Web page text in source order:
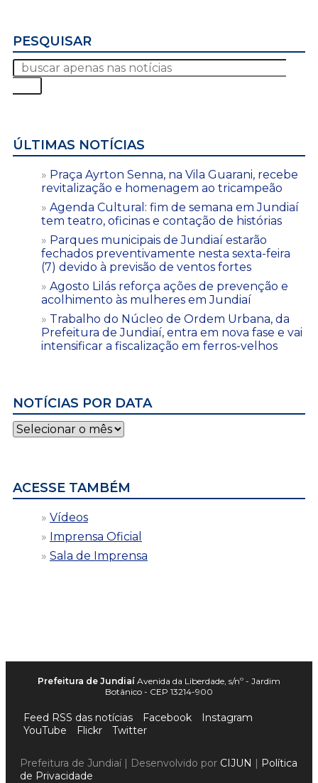
PESQUISAR
ÚLTIMAS NOTÍCIAS
Praça Ayrton Senna, na Vila Guarani, recebe
revitalização e homenagem ao tricampeão
Agenda Cultural: fim de semana em Jundiaí
tem teatro, oficinas e contação de histórias
Parques municipais de Jundiaí estarão
fechados preventivamente nesta sexta-feira
(7) devido à previsão de ventos fortes
Agosto Lilás reforça ações de prevenção e
acolhimento às mulheres em Jundiaí
Trabalho do Núcleo de Ordem Urbana, da
Prefeitura de Jundiaí, entra em nova fase e vai
intensificar a fiscalização em ferros-velhos
NOTÍCIAS POR DATA
Notícias
por
ACESSE TAMBÉM
Vídeos
Imprensa Oficial
Sala de Imprensa
Prefeitura de Jundiaí Avenida da Liberdade, s/nº - Jardim
Botânico - CEP 13214-900
Feed RSS das notícias Facebook
Instagram
YouTube
Flickr Twitter
Prefeitura de Jundiaí | Desenvolvido por CIJUN | Política
de Privacidade